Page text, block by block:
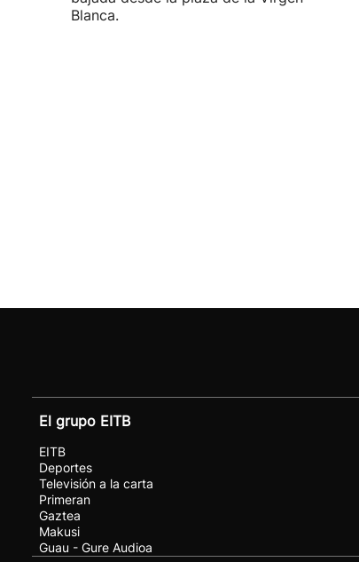
Blanca.
El grupo EITB
EITB
Deportes
Televisión a la carta
Primeran
Gaztea
Makusi
Guau - Gure Audioa